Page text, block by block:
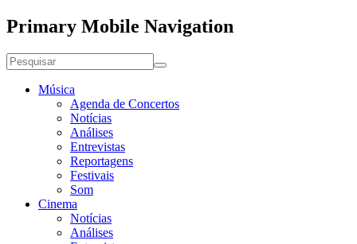
Primary Mobile Navigation
Música
Agenda de Concertos
Notícias
Análises
Entrevistas
Reportagens
Festivais
Som
Cinema
Notícias
Análises